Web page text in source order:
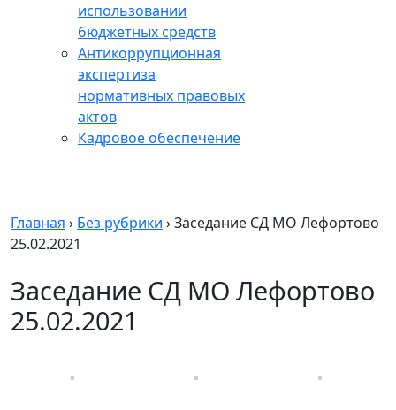
использовании
бюджетных средств
Антикоррупционная
экспертиза
нормативных правовых
актов
Кадровое обеспечение
Главная › Без рубрики ›Заседание СД МО Лефортово
25.02.2021
Заседание СД МО Лефортово
25.02.2021